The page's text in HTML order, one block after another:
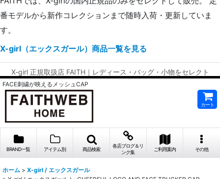
番モデルから新作コレクションまで随時入荷・更新していま
す。
X-girl（エックスガール）商品一覧を見る
X-girl 正規取扱店 FAITH｜レディース・バッグ・小物をセレクト
FACE刺繍が映えるメッシュCAP
カート
BRAND一覧 アイテム別 商品検索
各店ブログ＆リ
ンク集
ご利用案内 その他
ホーム > X-girl / エックスガール